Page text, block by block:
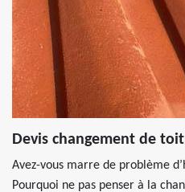
Devis changement de
Avez-vous marre de problème
Pourquoi ne pas penser à la